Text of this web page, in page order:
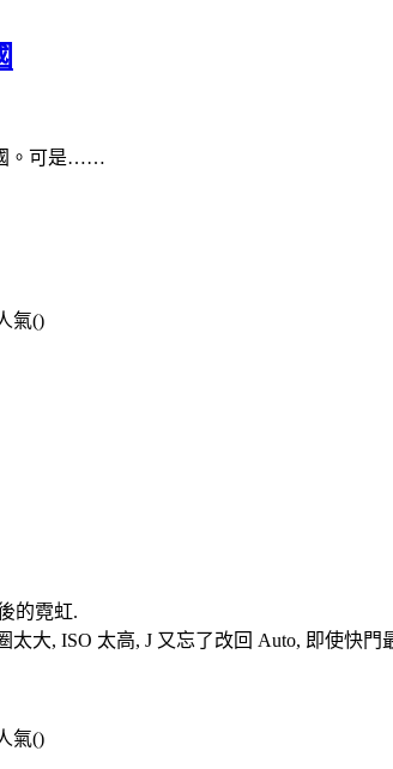
。可是……
氣()
的霓虹.
太大, ISO 太高, J 又忘了改回 Auto, 即使快
氣()